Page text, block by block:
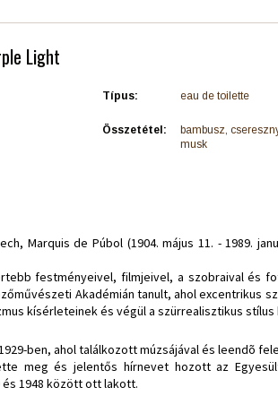
Light
Típus: eau de toilette
Összetétel:
bambusz,
musk
Marquis de Púbol (1904. május 11. - 1989.
festményeivel, filmjeivel, a szobraival és
Akadémián tanult, ahol
kísérleteinek és végül a szürrealisztikus
ben, ahol találkozott múzsájával és leendõ
meg és jelentős hírnevet hozott az
1948 között ott lakott.